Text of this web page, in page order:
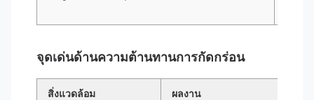
จุดเด่นด้านความต้านทานการกัดกร่อน
สิ่งแวดล้อม ผลงาน